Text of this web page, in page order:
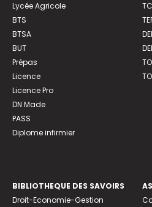
Lycée Agricole
BTS
BTSA
BUT
Prépas
Licence
Licence Pro
DN Made
PASS
Diplome infirmier
BIBLIOTHEQUE DES SAVOIRS
Droit-Economie-Gestion